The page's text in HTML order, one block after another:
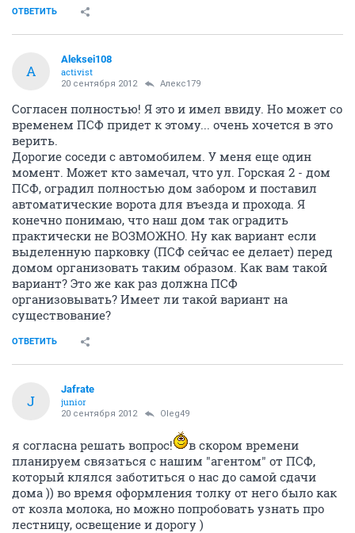
ОТВЕТИТЬ
A
Aleksei108
activist
20 сентября 2012 Алекс179
Согласен полностью! Я это и имел ввиду. Но может со
временем ПСФ придет к этому... очень хочется в это
верить.
Дорогие соседи с автомобилем. У меня еще один
момент. Может кто замечал, что ул. Горская 2 - дом
ПСФ, оградил полностью дом забором и поставил
автоматические ворота для въезда и прохода. Я
конечно понимаю, что наш дом так оградить
практически не ВОЗМОЖНО. Ну как вариант если
выделенную парковку (ПСФ сейчас ее делает) перед
домом организовать таким образом. Как вам такой
вариант? Это же как раз должна ПСФ
организовывать? Имеет ли такой вариант на
существование?
ОТВЕТИТЬ
J
Jafrate
junior
20 сентября 2012 Oleg49
я согласна решать вопрос!
в скором времени
планируем связаться с нашим "агентом" от ПСФ,
который клялся заботиться о нас до самой сдачи
дома )) во время оформления толку от него было как
от козла молока, но можно попробовать узнать про
лестницу, освещение и дорогу )